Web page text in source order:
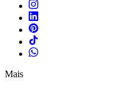
Mais